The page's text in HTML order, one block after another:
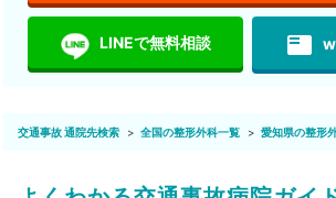
LINEで無料相談 featured_play_list
交通事故 通院先検索 全国の整形外科一覧 愛知県の整形